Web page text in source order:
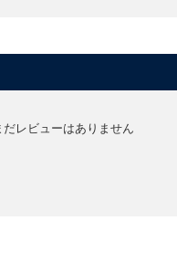
だレビューはありません